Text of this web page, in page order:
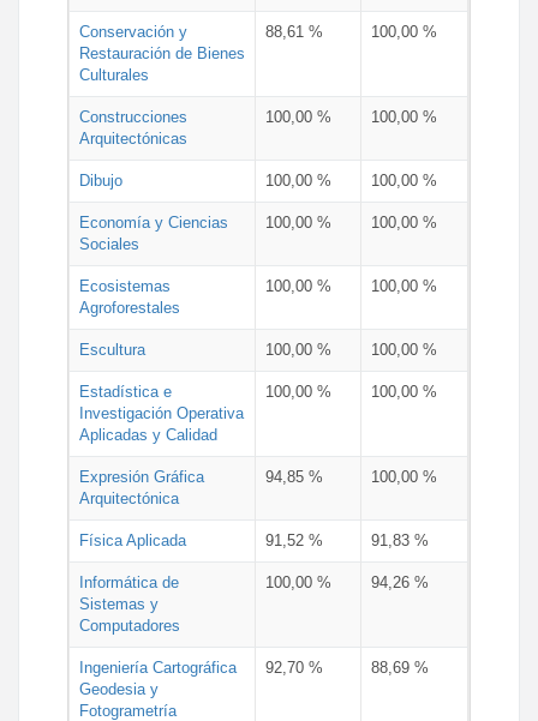
Conservación y
Restauración de Bienes
Culturales
88,61 % 100,00 %
Construcciones
Arquitectónicas
100,00 % 100,00 %
Dibujo 100,00 % 100,00 %
Economía y Ciencias
Sociales
100,00 % 100,00 %
Ecosistemas
Agroforestales
100,00 % 100,00 %
Escultura 100,00 % 100,00 %
Estadística e
Investigación Operativa
Aplicadas y Calidad
100,00 % 100,00 %
Expresión Gráfica
Arquitectónica
94,85 % 100,00 %
Física Aplicada 91,52 % 91,83 %
Informática de
Sistemas y
Computadores
100,00 % 94,26 %
Ingeniería Cartográfica
Geodesia y
Fotogrametría
92,70 % 88,69 %